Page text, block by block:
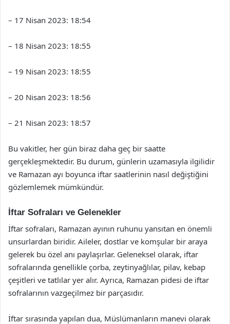
– 17 Nisan 2023: 18:54
– 18 Nisan 2023: 18:55
– 19 Nisan 2023: 18:55
– 20 Nisan 2023: 18:56
– 21 Nisan 2023: 18:57
Bu vakitler, her gün biraz daha geç bir saatte
gerçekleşmektedir. Bu durum, günlerin uzamasıyla ilgilidir
ve Ramazan ayı boyunca iftar saatlerinin nasıl değiştiğini
gözlemlemek mümkündür.
İftar Sofraları ve Gelenekler
İftar sofraları, Ramazan ayının ruhunu yansıtan en önemli
unsurlardan biridir. Aileler, dostlar ve komşular bir araya
gelerek bu özel anı paylaşırlar. Geleneksel olarak, iftar
sofralarında genellikle çorba, zeytinyağlılar, pilav, kebap
çeşitleri ve tatlılar yer alır. Ayrıca, Ramazan pidesi de iftar
sofralarının vazgeçilmez bir parçasıdır.
İftar sırasında yapılan dua, Müslümanların manevi olarak